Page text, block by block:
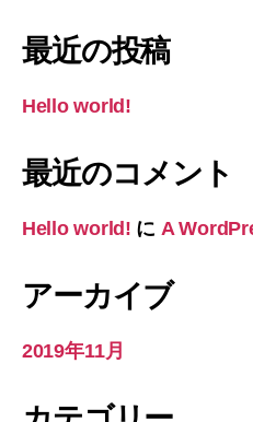
象:
最近の投稿
Hello world!
最近のコメント
Hello world! に A
アーカイブ
2019年11月